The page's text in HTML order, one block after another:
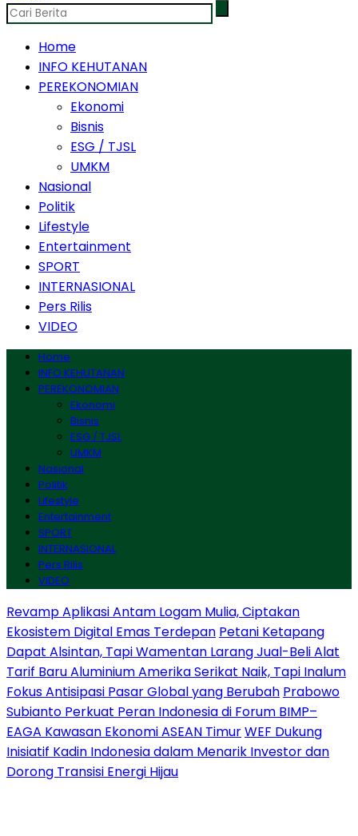
Home
INFO KEHUTANAN
PEREKONOMIAN
Ekonomi
Bisnis
ESG / TJSL
UMKM
Nasional
Politik
Lifestyle
Entertainment
SPORT
INTERNASIONAL
Pers Rilis
VIDEO
Home
INFO KEHUTANAN
PEREKONOMIAN
Ekonomi
Bisnis
ESG / TJSL
UMKM
Nasional
Politik
Lifestyle
Entertainment
SPORT
INTERNASIONAL
Pers Rilis
VIDEO
Revamp Aplikasi Antam Logam Mulia, Ciptakan
Ekosistem Digital Emas Terdepan Petani Ketapang
Dapat Alsintan, Tapi Wamentan Larang Jual-Beli Alat
Tarif Baru Aluminium Amerika Serikat Naik, Tapi Inalum
Fokus Antisipasi Pasar Global yang Berubah Prabowo
Subianto Perkuat Peran Indonesia di Forum BIMP–
EAGA Kawasan Ekonomi ASEAN TimurWEF Dukung
Inisiatif Kadin Indonesia dalam Menarik Investor dan
Dorong Transisi Energi Hijau